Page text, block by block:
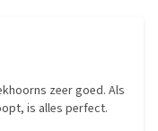
zeer goed. Als
is alles perfect.